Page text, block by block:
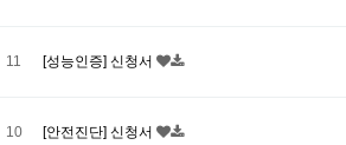
11 [성능인증] 신청서
10 [안전진단] 신청서